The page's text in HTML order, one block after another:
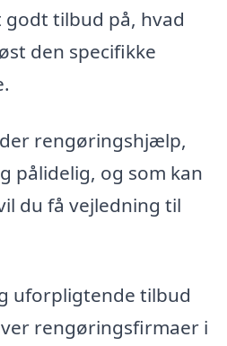
tilbud på, hvad
den specifikke
rengøringshjælp,
pålidelig, og som kan
du få vejledning til
uforpligtende tilbud
rengøringsfirmaer i